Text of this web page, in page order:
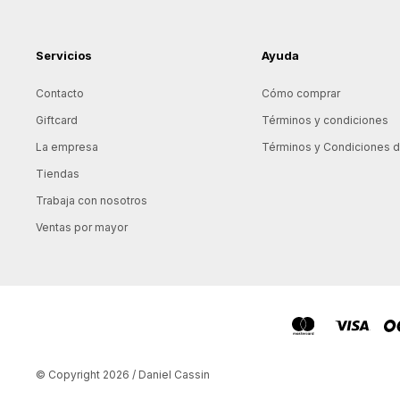
Servicios
Contacto
Giftcard
La empresa
Tiendas
Trabaja con nosotros
Ventas por mayor
Ayuda
Cómo comprar
Términos y condiciones
Términos y Condiciones
© Copyright 2026 / Daniel Cassin